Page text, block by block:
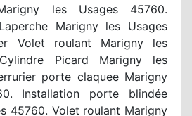
les Usages 45760.
Marigny les Usages
Volet roulant Marigny les
Picard Marigny les
porte claquee Marigny
Installation porte blindée
45760. Volet roulant Marigny